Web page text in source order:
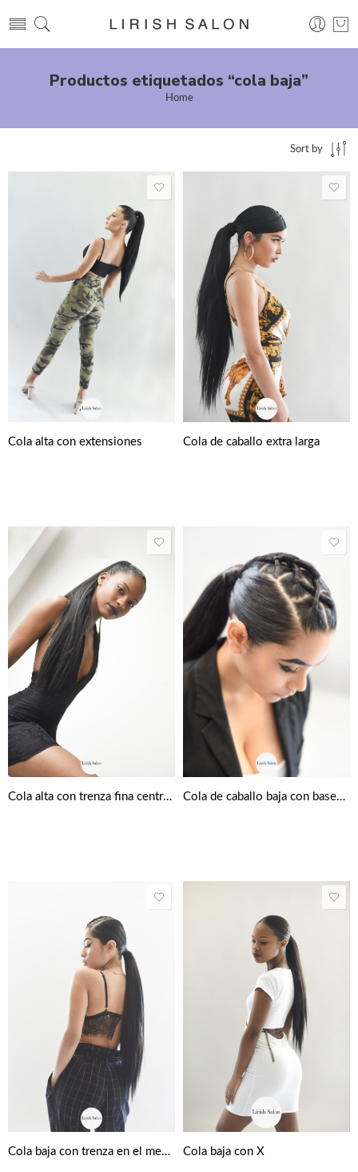
Productos etiquetados “cola baja”
Home
Sort by
Cola alta con extensiones Cola de caballo extra larga
Cola alta con trenza fina central y lateral Cola de caballo baja con bases geométricas
Cola baja con trenza en el medio Cola baja con X